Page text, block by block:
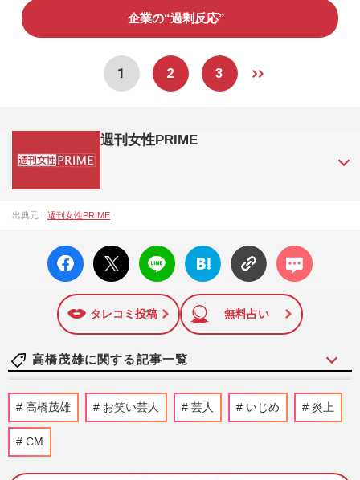
企業の“過剰反応”
1 2 3
週刊女性PRIME
成27年）1月に開設された主婦と生活社が運営する日本のニュ
陣の執筆記事を配信するほか、女性週刊誌『週刊女性』の誌
面に掲載された記事から、インターネット利用者層にとって
特に関心の高い題材の記事を、WEB向けにリライトして配信
しています！
出典元： 週刊女性PRIME
facebo
ok い
X ポス
ト
LINE
はてな
ブック
に追加
コメン
ト
タレコミ投稿 無料占い
高橋茂雄に関する記事一覧
中山功太がXで「全部自分が悪い」いじめ
告発から一転、泥かぶり謝罪ポストで見え
高橋茂雄 お笑い芸人 芸人 いじめ 炎上
CM